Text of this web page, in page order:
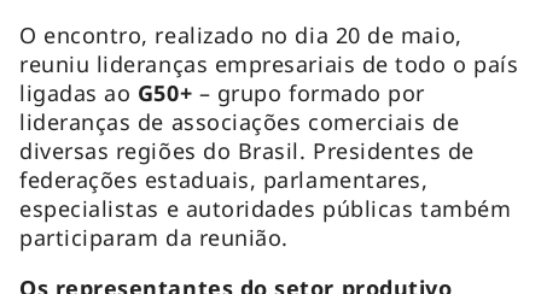
O encontro, realizado no dia 20 de maio,
reuniu lideranças empresariais de todo o país
ligadas ao G50+ – grupo formado por
lideranças de associações comerciais de
diversas regiões do Brasil. Presidentes de
federações estaduais, parlamentares,
especialistas e autoridades públicas também
participaram da reunião.
Os representantes do setor produtivo